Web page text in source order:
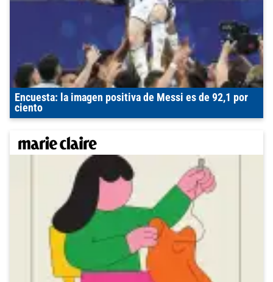
Encuesta: la imagen positiva de Messi es de 92,1 por
ciento